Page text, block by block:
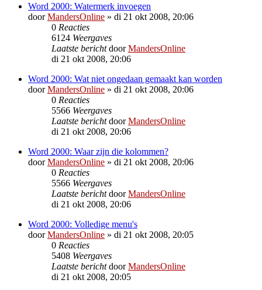
Word 2000: Watermerk invoegen
doorMandersOnline » di 21 okt 2008, 20:06
0 Reacties
6124 Weergaves
Laatste berichtdoorMandersOnline
di 21 okt 2008, 20:06
Word 2000: Wat niet ongedaan gemaakt kan worden
doorMandersOnline » di 21 okt 2008, 20:06
0 Reacties
5566 Weergaves
Laatste berichtdoorMandersOnline
di 21 okt 2008, 20:06
Word 2000: Waar zijn die kolommen?
doorMandersOnline » di 21 okt 2008, 20:06
0 Reacties
5566 Weergaves
Laatste berichtdoorMandersOnline
di 21 okt 2008, 20:06
Word 2000: Volledige menu's
doorMandersOnline » di 21 okt 2008, 20:05
0 Reacties
5408 Weergaves
Laatste berichtdoorMandersOnline
di 21 okt 2008, 20:05